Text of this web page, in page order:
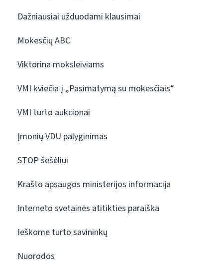
Dažniausiai užduodami klausimai
Mokesčių ABC
Viktorina moksleiviams
VMI kviečia į „Pasimatymą su mokesčiais“
VMI turto aukcionai
Įmonių VDU palyginimas
STOP šešėliui
Krašto apsaugos ministerijos informacija
Interneto svetainės atitikties paraiška
Ieškome turto savininkų
Nuorodos